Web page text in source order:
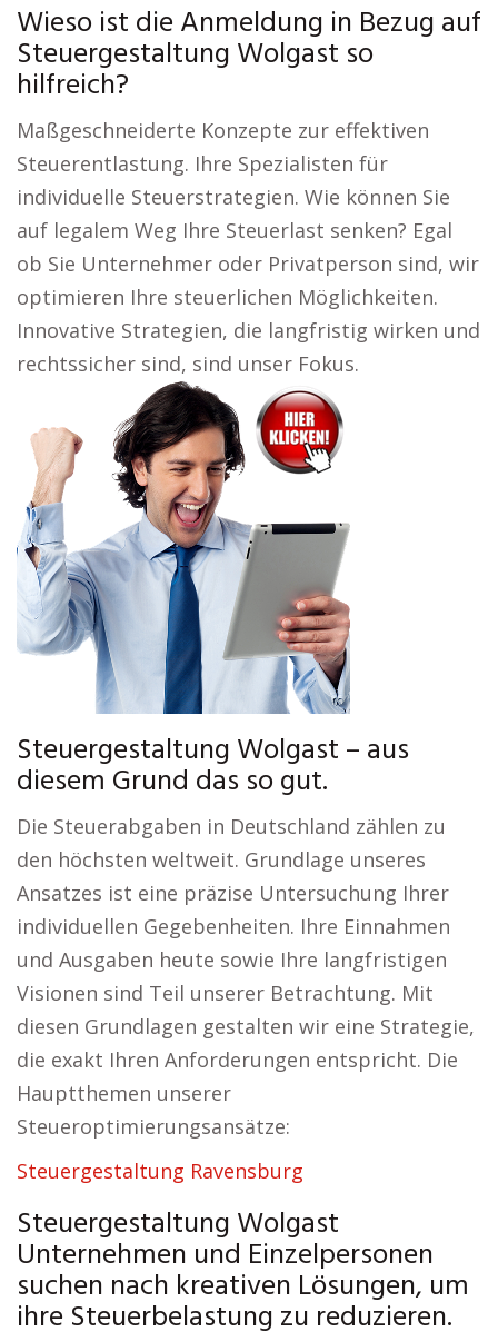
Wieso ist die Anmeldung in Bezug auf
Steuergestaltung Wolgast so
hilfreich?
Maßgeschneiderte Konzepte zur effektiven
Steuerentlastung. Ihre Spezialisten für
individuelle Steuerstrategien. Wie können Sie
auf legalem Weg Ihre Steuerlast senken? Egal
ob Sie Unternehmer oder Privatperson sind, wir
optimieren Ihre steuerlichen Möglichkeiten.
Innovative Strategien, die langfristig wirken und
rechtssicher sind, sind unser Fokus.
Steuergestaltung Wolgast – aus
diesem Grund das so gut.
Die Steuerabgaben in Deutschland zählen zu
den höchsten weltweit. Grundlage unseres
Ansatzes ist eine präzise Untersuchung Ihrer
individuellen Gegebenheiten. Ihre Einnahmen
und Ausgaben heute sowie Ihre langfristigen
Visionen sind Teil unserer Betrachtung. Mit
diesen Grundlagen gestalten wir eine Strategie,
die exakt Ihren Anforderungen entspricht. Die
Hauptthemen unserer
Steueroptimierungsansätze:
Steuergestaltung Ravensburg
Steuergestaltung Wolgast
Unternehmen und Einzelpersonen
suchen nach kreativen Lösungen, um
ihre Steuerbelastung zu reduzieren.